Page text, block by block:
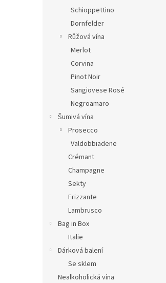
Schioppettino
Dornfelder
Růžová vína
Merlot
Corvina
Pinot Noir
Sangiovese Rosé
Negroamaro
Šumivá vína
Prosecco
Valdobbiadene
Crémant
Champagne
Sekty
Frizzante
Lambrusco
Bag in Box
Italie
Dárková balení
Se sklem
Nealkoholická vína